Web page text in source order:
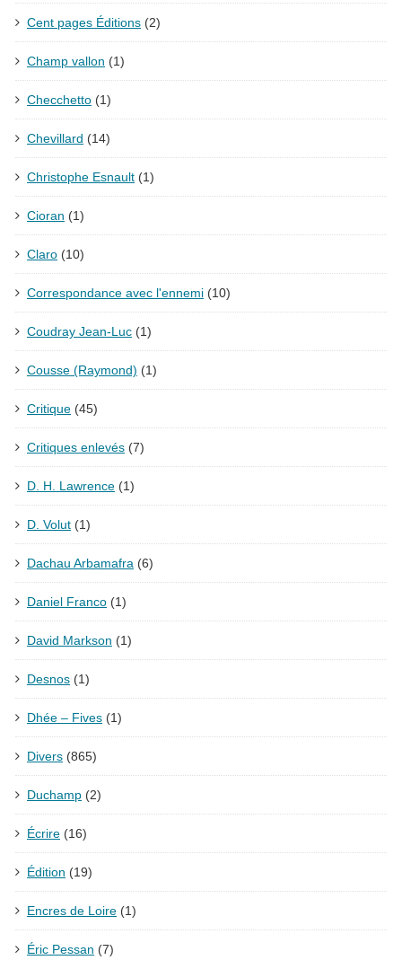
Cent pages Éditions (2)
Champ vallon (1)
Checchetto (1)
Chevillard (14)
Christophe Esnault (1)
Cioran (1)
Claro (10)
Correspondance avec l'ennemi (10)
Coudray Jean-Luc (1)
Cousse (Raymond) (1)
Critique (45)
Critiques enlevés (7)
D. H. Lawrence (1)
D. Volut (1)
Dachau Arbamafra (6)
Daniel Franco (1)
David Markson (1)
Desnos (1)
Dhée – Fives (1)
Divers (865)
Duchamp (2)
Écrire (16)
Édition (19)
Encres de Loire (1)
Éric Pessan (7)